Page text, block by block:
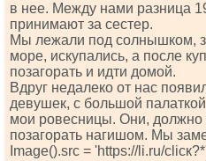
в нее. Между нами разница
принимают за сестер.
Мы лежали под солнышком,
море, искупались, а после
позагорать и идти домой.
Вдруг недалеко от нас
девушек, с большой
мои ровесницы. Они,
позагорать нагишом. Мы
Imаgе().srс = 'httрs://li.ru/